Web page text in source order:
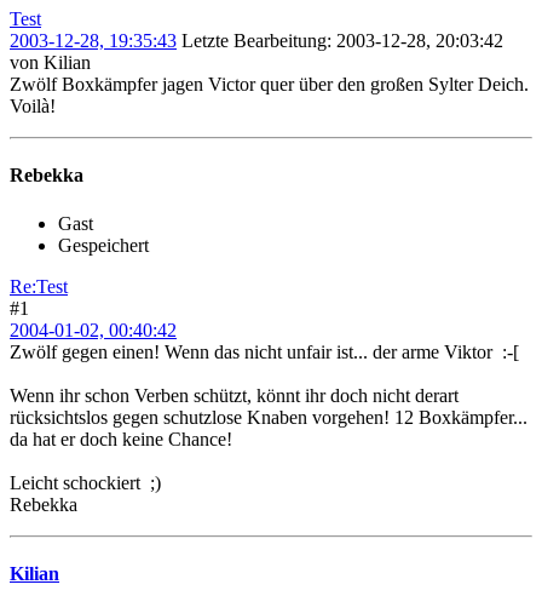
Test
2003-12-28, 19:35:43 Letzte Bearbeitung: 2003-12-28, 20:03:42
von Kilian
Zwölf Boxkämpfer jagen Victor quer über den großen Sylter Deich.
Voilà!
Rebekka
Gast
Gespeichert
Re:Test
#1
2004-01-02, 00:40:42
Zwölf gegen einen! Wenn das nicht unfair ist... der arme Viktor :-[
Wenn ihr schon Verben schützt, könnt ihr doch nicht derart
rücksichtslos gegen schutzlose Knaben vorgehen! 12 Boxkämpfer...
da hat er doch keine Chance!
Leicht schockiert ;)
Rebekka
Kilian